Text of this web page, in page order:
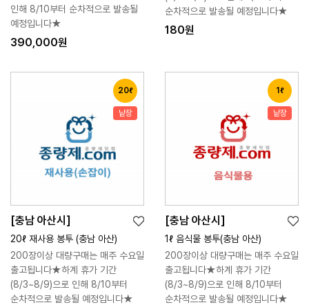
인해 8/10부터 순차적으로 발송될
예정입니다★
390,000원
순차적으로 발송될 예정입니다★
180원
20ℓ
낱장
[충남 아산시]
20ℓ 재사용 봉투 (충남 아산)
200장이상 대량구매는 매주 수요일
출고됩니다★하계 휴가 기간
(8/3~8/9)으로 인해 8/10부터
순차적으로 발송될 예정입니다★
장
바
구
니
시
리
1ℓ
낱장
[충남 아산시]
1ℓ 음식물 봉투(충남 아산)
200장이상 대량구매는 매주 수요일
출고됩니다★하계 휴가 기간
(8/3~8/9)으로 인해 8/10부터
순차적으로 발송될 예정입니다★
바
구
니
시
리